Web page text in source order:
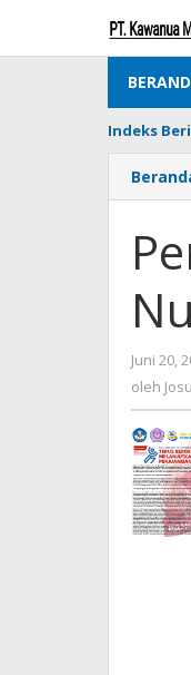
konten
Indeks
Juni 20,
oleh